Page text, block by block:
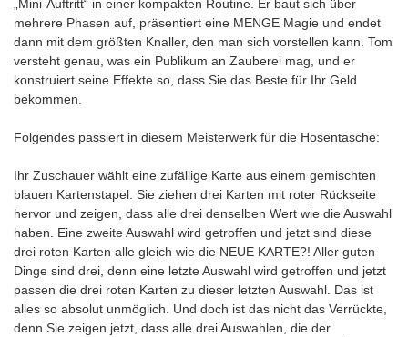
„Mini-Auftritt“ in einer kompakten Routine. Er baut sich über
mehrere Phasen auf, präsentiert eine MENGE Magie und endet
dann mit dem größten Knaller, den man sich vorstellen kann. Tom
versteht genau, was ein Publikum an Zauberei mag, und er
konstruiert seine Effekte so, dass Sie das Beste für Ihr Geld
bekommen.
Folgendes passiert in diesem Meisterwerk für die Hosentasche:
Ihr Zuschauer wählt eine zufällige Karte aus einem gemischten
blauen Kartenstapel. Sie ziehen drei Karten mit roter Rückseite
hervor und zeigen, dass alle drei denselben Wert wie die Auswahl
haben. Eine zweite Auswahl wird getroffen und jetzt sind diese
drei roten Karten alle gleich wie die NEUE KARTE?! Aller guten
Dinge sind drei, denn eine letzte Auswahl wird getroffen und jetzt
passen die drei roten Karten zu dieser letzten Auswahl. Das ist
alles so absolut unmöglich. Und doch ist das nicht das Verrückte,
denn Sie zeigen jetzt, dass alle drei Auswahlen, die der